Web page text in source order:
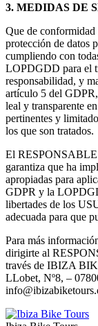
3. MEDIDAS DE
Que de conformidad
protección de datos
cumpliendo con
LOPDGDD para el
responsabilidad, y
artículo 5 del
leal y transparente
pertinentes y
los que son tratados.
El RESPONSABLE
garantiza que ha
apropiadas para
GDPR y la
libertades de los
adecuada para que
Para más
dirigirte al
través de IBIZA
LLobet, Nº8, –